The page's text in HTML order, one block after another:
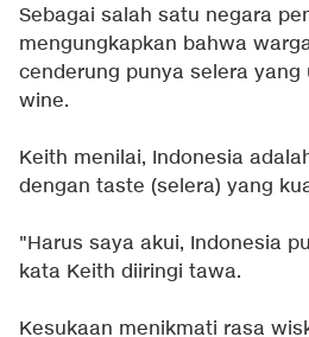
Sebagai salah satu negara
mengungkapkan bahwa
cenderung punya selera
wine.
Keith menilai, Indonesia
dengan taste (selera) yang
"Harus saya akui, Indonesia
kata Keith diiringi tawa.
Kesukaan menikmati rasa